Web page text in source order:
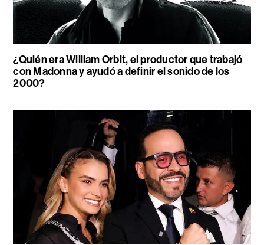
¿Quién era William Orbit, el productor que trabajó
con Madonna y ayudó a definir el sonido de los
2000?